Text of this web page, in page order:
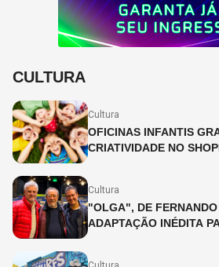
CULTURA
Cultura
OFICINAS INFANTIS
CRIATIVIDADE NO
Cultura
"OLGA", DE
ADAPTAÇÃO INÉDITA